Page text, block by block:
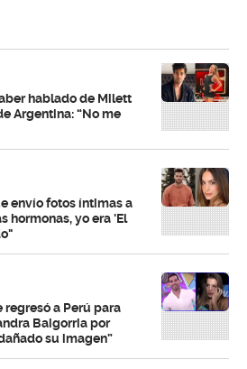
hablado de Milett
Argentina: “No me
envío fotos íntimas a
hormonas, yo era 'El
a Perú para
Baigorria por
su imagen”